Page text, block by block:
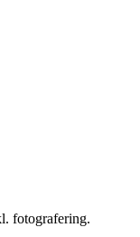
fotografering.